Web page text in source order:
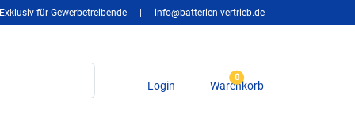
Exklusiv für Gewerbetreibende info@batterien-vertrieb.de
Login
0
Warenkorb